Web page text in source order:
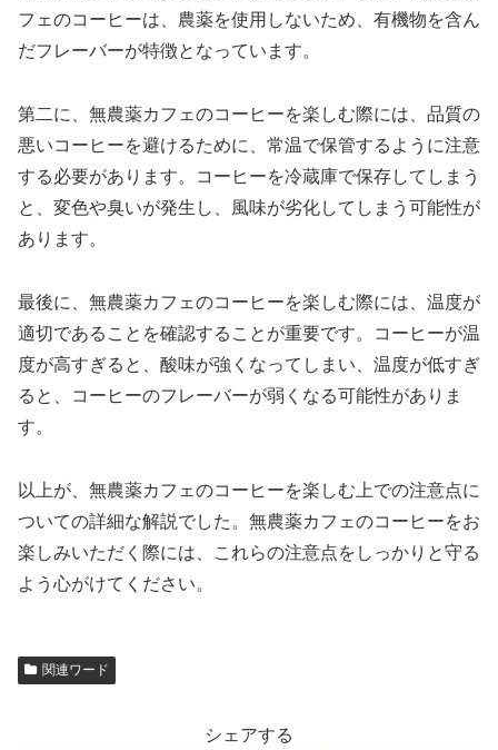
フェのコーヒーは、農薬を使用しないため、有機物を含ん
だフレーバーが特徴となっています。
第二に、無農薬カフェのコーヒーを楽しむ際には、品質の
悪いコーヒーを避けるために、常温で保管するように注意
する必要があります。コーヒーを冷蔵庫で保存してしまう
と、変色や臭いが発生し、風味が劣化してしまう可能性が
あります。
最後に、無農薬カフェのコーヒーを楽しむ際には、温度が
適切であることを確認することが重要です。コーヒーが温
度が高すぎると、酸味が強くなってしまい、温度が低すぎ
ると、コーヒーのフレーバーが弱くなる可能性がありま
す。
以上が、無農薬カフェのコーヒーを楽しむ上での注意点に
ついての詳細な解説でした。無農薬カフェのコーヒーをお
楽しみいただく際には、これらの注意点をしっかりと守る
よう心がけてください。
関連ワード
シェアする